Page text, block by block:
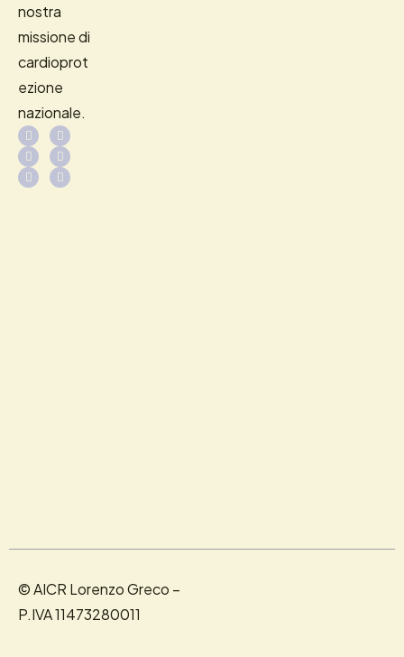
nostra
missione di
cardioprot
ezione
nazionale.
© AICR Lorenzo Greco –
P.IVA 11473280011